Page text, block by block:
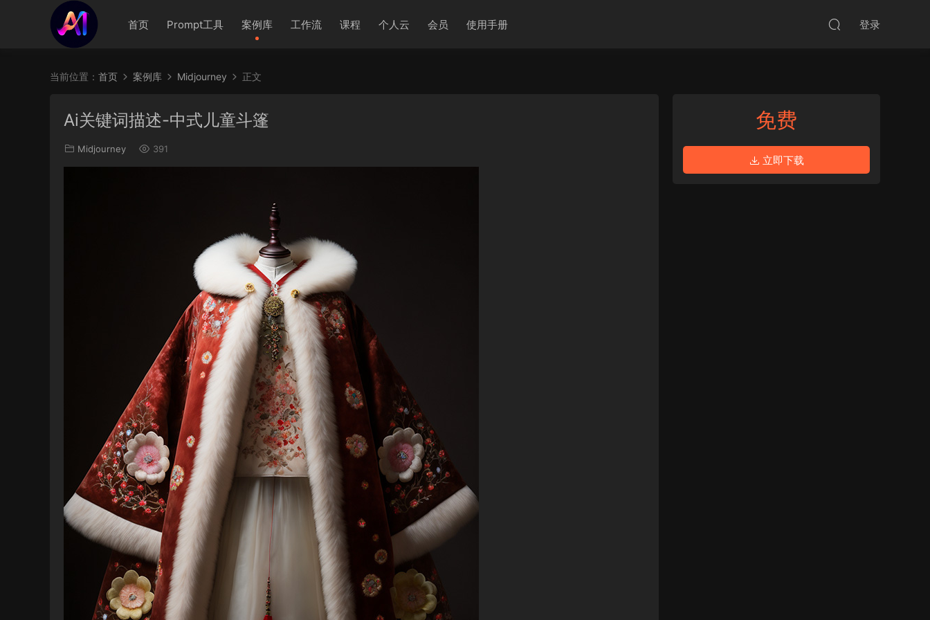
首页 Prompt工具 案例库 工作流 课程 个人云 会员 使用手册 登录
当前位置： 首页 案例库 Midjourney 正文
Ai关键词描述-中式儿童斗篷
Midjourney 391
免费
立即下载